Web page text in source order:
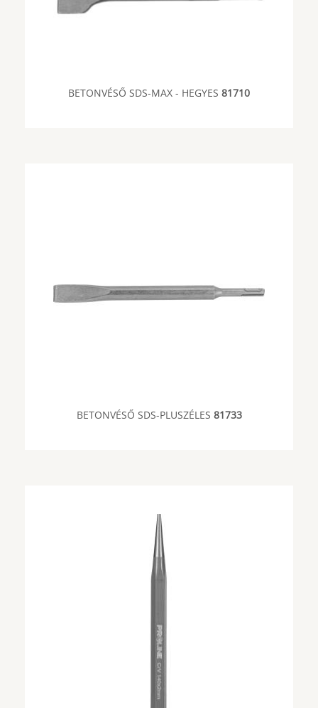
BETONVÉSŐ SDS-MAX - HEGYES 81710
BETONVÉSŐ SDS-PLUSZÉLES 81733